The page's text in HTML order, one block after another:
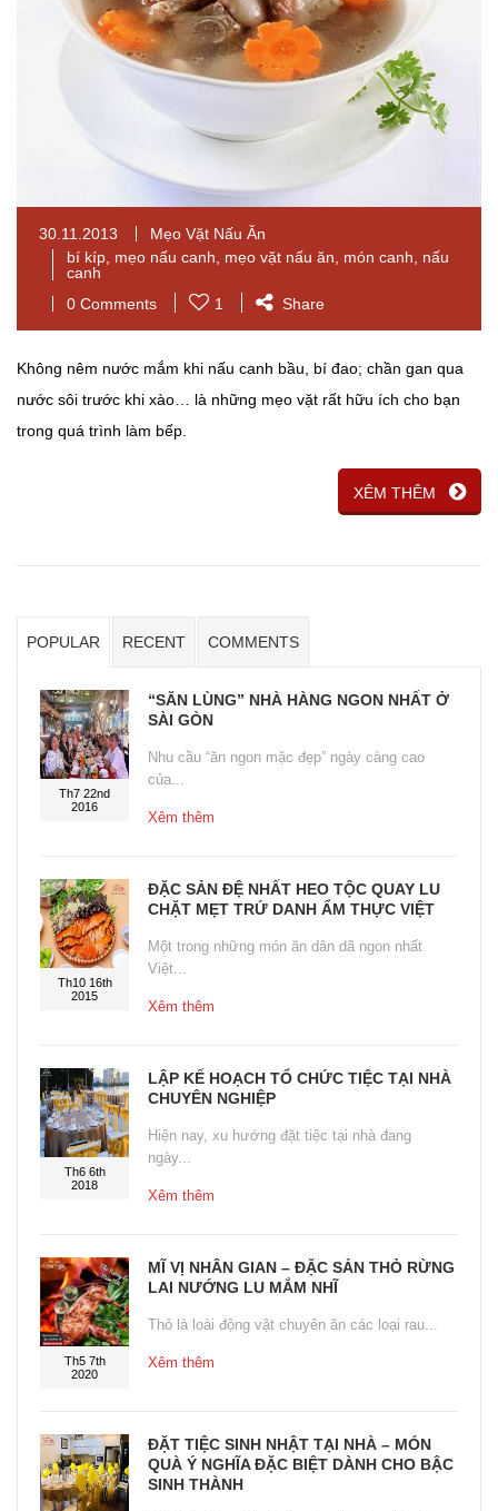
30.11.2013
Mẹo Vặt Nấu Ăn
bí kíp mẹo nấu canh mẹo vặt nấu ăn món canh
nấu
canh
0 Comments
1 Share
Không nêm nước mắm khi nấu canh bầu, bí đao; chần gan qua
nước sôi trước khi xào… là những mẹo vặt rất hữu ích cho bạn
trong quá trình làm bếp.
XÊM THÊM
POPULAR RECENT COMMENTS
Th7 22nd
2016
“SĂN LÙNG” NHÀ HÀNG NGON NHẤT Ở
SÀI GÒN
Nhu cầu “ăn ngon mặc đẹp” ngày càng cao
của...
Xêm thêm
Th10 16th
2015
ĐẶC SẢN ĐỆ NHẤT HEO TỘC QUAY LU
CHẶT MẸT TRỨ DANH ẨM THỰC VIỆT
Một trong những món ăn dân dã ngon nhất
Việt...
Xêm thêm
Th6 6th
2018
LẬP KẾ HOẠCH TỔ CHỨC TIỆC TẠI NHÀ
CHUYÊN NGHIỆP
Hiện nay, xu hướng đặt tiệc tại nhà đang
ngày...
Xêm thêm
Th5 7th
2020
MĨ VỊ NHÂN GIAN – ĐẶC SẢN THỎ RỪNG
LAI NƯỚNG LU MẮM NHĨ
Thỏ là loài động vật chuyên ăn các loại rau...
Xêm thêm
ĐẶT TIỆC SINH NHẬT TẠI NHÀ – MÓN
QUÀ Ý NGHĨA ĐẶC BIỆT DÀNH CHO BẬC
SINH THÀNH